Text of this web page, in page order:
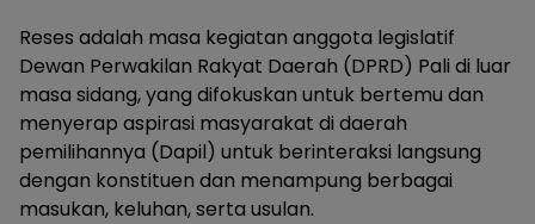
Reses adalah masa kegiatan anggota legislatif
Dewan Perwakilan Rakyat Daerah (DPRD) Pali di luar
masa sidang, yang difokuskan untuk bertemu dan
menyerap aspirasi masyarakat di daerah
pemilihannya (Dapil) untuk berinteraksi langsung
dengan konstituen dan menampung berbagai
masukan, keluhan, serta usulan.